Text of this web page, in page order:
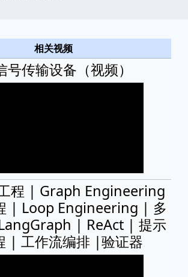
相关视频
号传输设备（视频）
程 | Graph Engineering
| Loop Engineering | 多
| ReAct | 提示
| 工作流编排 |验证器